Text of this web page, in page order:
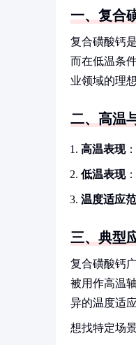
一、复合
复合磺酸钙
而在低温条
业领域的理
二、高温
高温表现
低温表现
温度适应
三、典型
复合磺酸钙
被用作高温
异的温度适应
想找特定场